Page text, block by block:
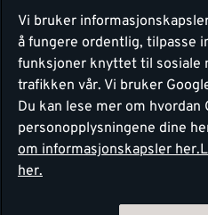
Vi bruker
å fungere ordentlig, tilpasse
funksjoner knyttet til sosiale
trafikken vår. Vi bruker
Du kan lese mer om hvordan
personopplysningene dine
om informasjonskapsler her.
her.